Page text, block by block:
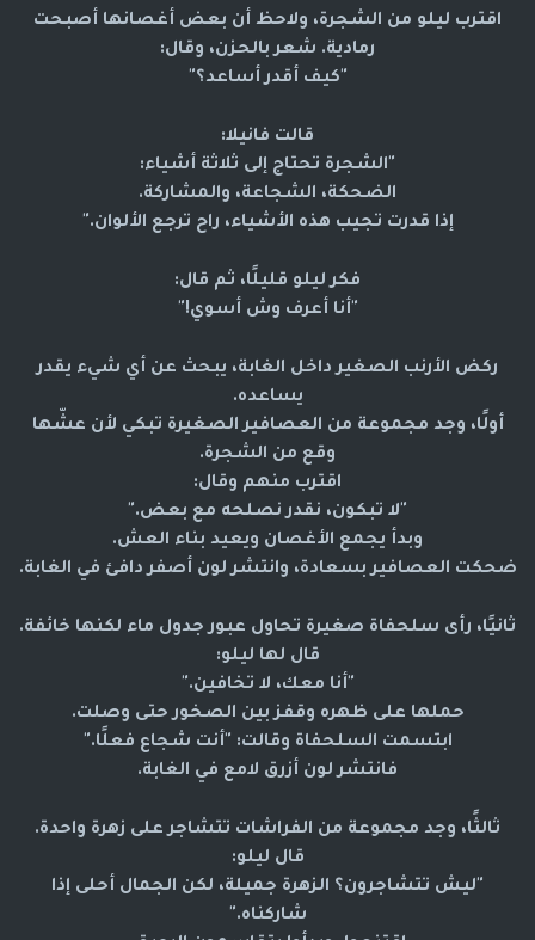
اقترب ليلو من الشجرة، ولاحظ أن بعض أغصانها أصبحت
رمادية. شعر بالحزن، وقال:
"كيف أقدر أساعد؟"
قالت فانيلا:
"الشجرة تحتاج إلى ثلاثة أشياء:
الضحكة، الشجاعة، والمشاركة.
إذا قدرت تجيب هذه الأشياء، راح ترجع الألوان."
فكر ليلو قليلًا، ثم قال:
"أنا أعرف وش أسوي!"
ركض الأرنب الصغير داخل الغابة، يبحث عن أي شيء يقدر
يساعده.
أولًا، وجد مجموعة من العصافير الصغيرة تبكي لأن عشّها
وقع من الشجرة.
اقترب منهم وقال:
"لا تبكون، نقدر نصلحه مع بعض."
وبدأ يجمع الأغصان ويعيد بناء العش.
ضحكت العصافير بسعادة، وانتشر لون أصفر دافئ في الغابة.
ثانيًا، رأى سلحفاة صغيرة تحاول عبور جدول ماء لكنها خائفة.
قال لها ليلو:
"أنا معك، لا تخافين."
حملها على ظهره وقفز بين الصخور حتى وصلت.
ابتسمت السلحفاة وقالت: "أنت شجاع فعلًا."
فانتشر لون أزرق لامع في الغابة.
ثالثًا، وجد مجموعة من الفراشات تتشاجر على زهرة واحدة.
قال ليلو:
"ليش تتشاجرون؟ الزهرة جميلة، لكن الجمال أحلى إذا
شاركناه."